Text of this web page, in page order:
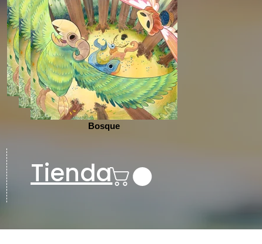
Bosque
Bosque
Bosque
Tienda